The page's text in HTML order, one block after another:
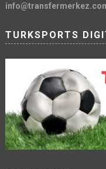
TURKSPORTS